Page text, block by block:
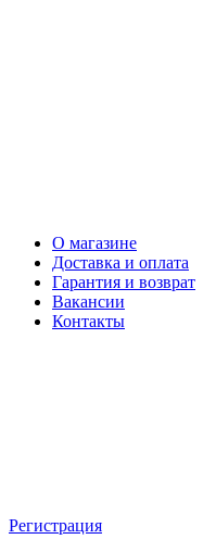
О магазине
Доставка и оплата
Гарантия и возврат
Вакансии
Контакты
Регистрация